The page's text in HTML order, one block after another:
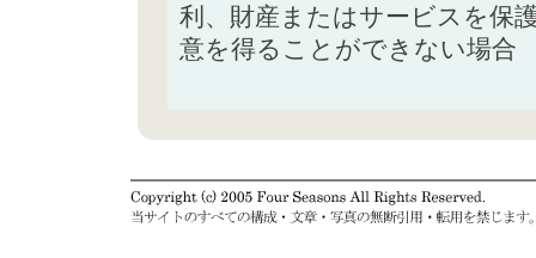
利、財産またはサービスを保
意を得ることができない場合